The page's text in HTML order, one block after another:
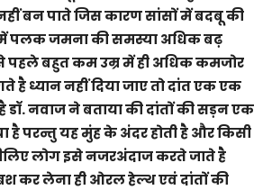
बन पाते जिस कारण सांसों में बदबू की
पलक जमना की समस्या अधिक बढ़
पहले बहुत कम उम्र में ही अधिक कमजोर
है ध्यान नहीं दिया जाए तो दांत एक एक
नवाज ने बताया की दांतों की सड़न एक
है परन्तु यह मुंह के अंदर होती है और किसी
लोग इसे नजरअंदाज करते जाते है
कर लेना ही ओरल हेल्थ एवं दांतों की